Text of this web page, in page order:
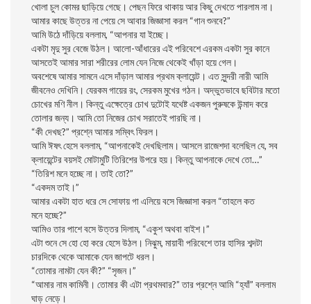
খোলা চুল কোমর ছাড়িয়ে গেছে। পেছন ফিরে থাকায় আর কিছু দেখতে পারলাম না।
আমার কাছে উত্তর না পেয়ে সে আবার জিজ্ঞাসা করল “গান শুনবে?”
আমি উঠে দাঁড়িয়ে বললাম, “আপনার যা ইচ্ছে।
একটা মৃদু সুর বেজে উঠল। আলো-আঁধারের এই পরিবেশে এরকম একটা সুর কানে
আসতেই আমার সারা শরীরের লোম যেন নিজে থেকেই খাঁড়া হয়ে গেল।
অবশেষে আমার সামনে এসে দাঁড়াল আমার প্রথম ক্লায়েন্ট। এত সুন্দরী নারী আমি
জীবনেও দেখিনি। যেরকম গায়ের রং, সেরকম মুখের গঠন। অদ্ভুতভাবে ছবিটার মতো
চোখের মণি নীল। কিন্তু এক্ষেত্রে চোখ দুটোই যথেষ্ট একজন পুরুষকে উন্মাদ করে
তোলার জন্য। আমি তো নিজের চোখ সরাতেই পারছি না।
“কী দেখছ?” প্রশ্নে আমার সম্বিৎ ফিরল।
আমি ঈষৎ হেসে বললাম, “আপনাকেই দেখছিলাম। আসলে রাজেশদা বলেছিল যে, সব
ক্লায়েন্টের বয়সই মোটামুটি তিরিশের উপরে হয়। কিন্তু আপনাকে দেখে তো…”
“তিরিশ মনে হচ্ছে না। তাই তো?”
“একদম তাই।”
আমার একটা হাত ধরে সে সোফায় গা এলিয়ে বসে জিজ্ঞাসা করল “তাহলে কত
মনে হচ্ছে?”
আমিও তার পাশে বসে উত্তর দিলাম, “একুশ অথবা বাইশ।”
এটা শুনে সে হো হো করে হেসে উঠল। নিঝুম, মায়াবী পরিবেশে তার হাসির শব্দটা
চারদিকে থেকে আমাকে যেন জাপটে ধরল।
“তোমার নামটা যেন কী?” “সৃজন।”
“আমার নাম কামিনী। তোমার কী এটা প্রথমবার?” তার প্রশ্নে আমি “হ্যাঁ” বললাম
ঘাড় নেড়ে।